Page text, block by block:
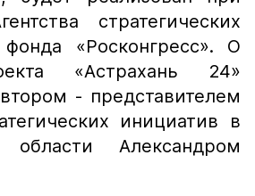
стратегических
«Росконгресс». О
«Астрахань 24»
- представителем
инициатив в
области Александром